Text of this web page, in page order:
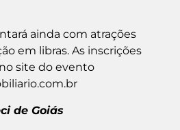
ainda com atrações
em libras. As inscrições
site do evento
de Goiás